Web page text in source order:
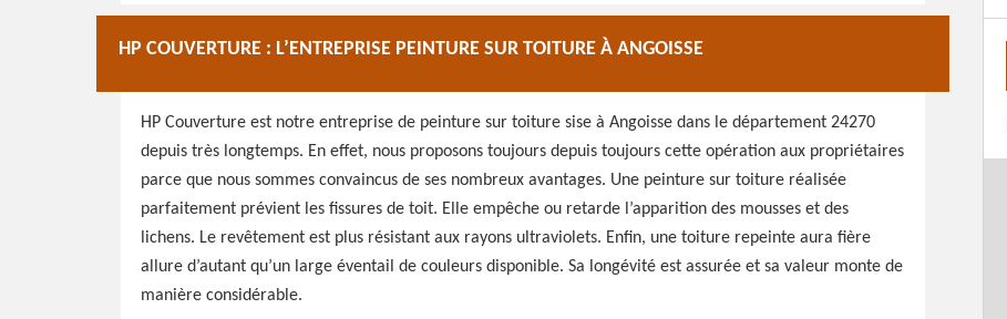
HP COUVERTURE : L’ENTREPRISE PEINTURE SUR TOITURE À ANGOISSE
HP Couverture est notre entreprise de peinture sur toiture sise à Angoisse dans le département 24270
depuis très longtemps. En effet, nous proposons toujours depuis toujours cette opération aux propriétaires
parce que nous sommes convaincus de ses nombreux avantages. Une peinture sur toiture réalisée
parfaitement prévient les fissures de toit. Elle empêche ou retarde l’apparition des mousses et des
lichens. Le revêtement est plus résistant aux rayons ultraviolets. Enfin, une toiture repeinte aura fière
allure d’autant qu’un large éventail de couleurs disponible. Sa longévité est assurée et sa valeur monte de
manière considérable.